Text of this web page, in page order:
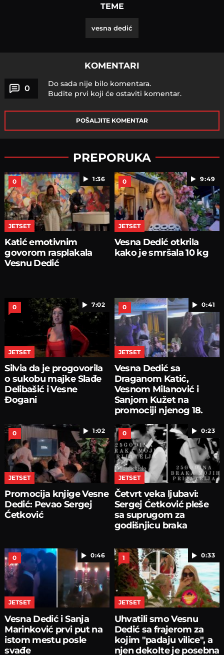
TEME
vesna dedić
KOMENTARI
0
Do sada nije bilo komentara.
Budite prvi koji će ostaviti komentar.
POŠALJITE KOMENTAR
PREPORUKA
1:36
0
JETSET
Katić emotivnim
govorom rasplakala
Vesnu Dedić
9:49
0
JETSET
Vesna Dedić otkrila
kako je smršala 10 kg
7:02
0
JETSET
Silvia da je progovorila
o sukobu majke Slađe
Delibašić i Vesne
Đogani
0:41
0
JETSET
Vesna Dedić sa
Draganom Katić,
Vesnom Milanović i
Sanjom Kužet na
promociji njenog 18.
1:02
0
JETSET
Promocija knjige Vesne
Dedić: Pevao Sergej
Ćetković
0:23
0
JETSET
Četvrt veka ljubavi:
Sergej Ćetković pleše
sa suprugom za
godišnjicu braka
0:46
0
JETSET
Vesna Dedić i Sanja
Marinković prvi put na
istom mestu posle
svađe
0:33
1
JETSET
Uhvatili smo Vesnu
Dedić sa frajerom za
kojim "padaju vilice", a
njen dekolte je posebna